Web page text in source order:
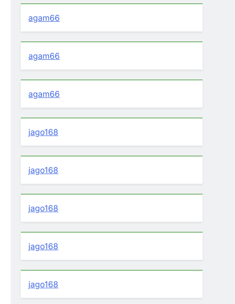
agam66
agam66
agam66
jago168
jago168
jago168
jago168
jago168